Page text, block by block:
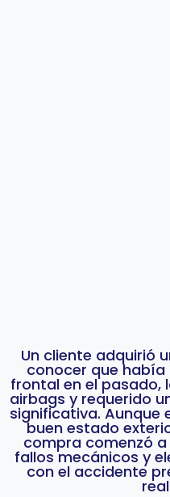
Un cliente adquirió
conocer que
frontal en el pasado,
airbags y requerido
significativa. Aunque
buen estado
compra comenzó
fallos mecánicos y
con el accidente